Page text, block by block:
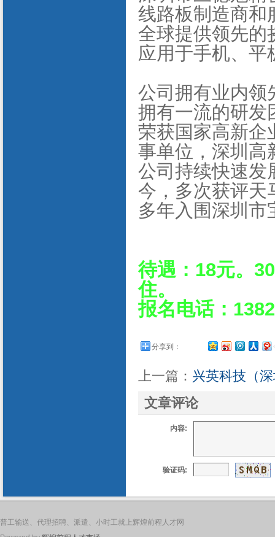
线路板制造商和
全球提供领先的
应用于手机、平
公司拥有业内领
拥有一流的研发
荣获国家高新企
事单位，深圳高
公司持续快速发
今，多次获评天
多年入围深圳市
待遇：18元。
住。
报名电话：
分享到：
上一篇： 兴英科技（
文章评论
内容:
验证码:
普工输送、代理招聘、派遣、小时工就上辉煌前程人才网